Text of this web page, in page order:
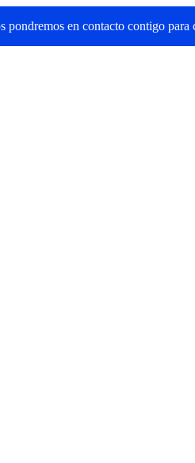
pondremos en contacto contigo para